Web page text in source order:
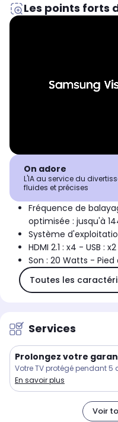
Les points forts
On adore
L'IA au service du
fluides et précises
Fréquence de
optimisée : jusqu'à
Système
HDMI 2.1 : x4 - USB : x2
Son : 20 Watts -
Toutes les
Services
Prolongez votre
Votre TV protégé pendant 5
En savoir plus
Voir